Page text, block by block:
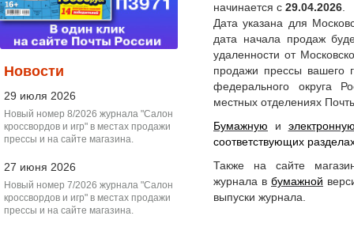
Новости
29 июля 2026
Новый номер 8/2026 журнала "Салон
кроссвордов и игр" в местах продажи
прессы и на сайте магазина.
27 июня 2026
Новый номер 7/2026 журнала "Салон
кроссвордов и игр" в местах продажи
прессы и на сайте магазина.
начинается с 29.04.2026
Дата указана для
дата начала продаж
удаленности от
продажи прессы вашего
федерального округа
местных отделениях
Бумажную и
соответствующих
Также на сайте
журнала в бумажной
выпуски журнала.